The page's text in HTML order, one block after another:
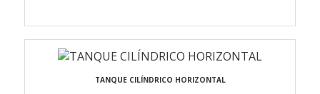
TANQUE CILÍNDRICO HORIZONTAL